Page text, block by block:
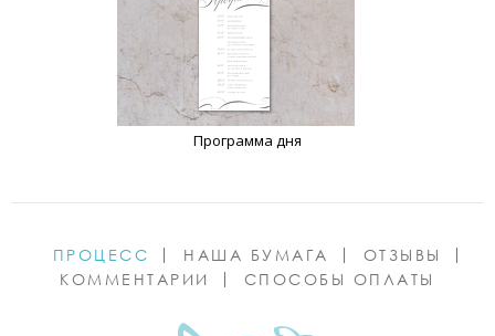
Программа дня
ПРОЦЕСС НАША БУМАГА
ОТЗЫВЫ
КОММЕНТАРИИ
СПОСОБЫ ОПЛАТЫ